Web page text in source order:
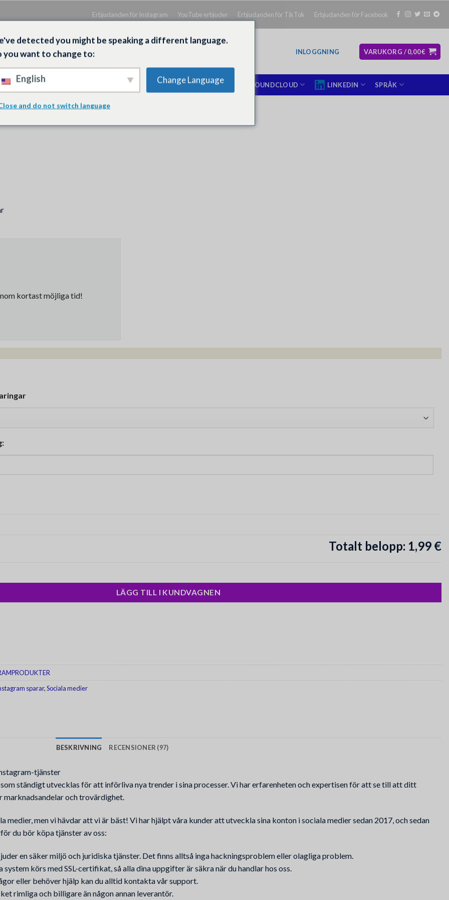
Erbjudanden för Instagram YouTube erbjuder Erbjudanden för TikTok Erbjudanden för Facebook
INLOGGNING VARUKORG /0,00€
SPOTIFY FACEBOOK TWITCH X SOUNDCLOUD LINKEDIN SPRÅK
kortast möjliga tid!
Totalt belopp: 1,99 €
LÄGG TILL I KUNDVAGNEN
sparar,Sociala medier
BESKRIVNING RECENSIONER (97)
tjänster
ständigt utvecklas för att införliva nya trender i sina processer. Vi har erfarenheten och expertisen för att se till att ditt
marknadsandelar och trovärdighet.
men vi hävdar att vi är bäst! Vi har hjälpt våra kunder att utveckla sina konton i sociala medier sedan 2017, och sedan
du bör köpa tjänster av oss:
en säker miljö och juridiska tjänster. Det finns alltså inga hackningsproblem eller olagliga problem.
körs med SSL-certifikat, så alla dina uppgifter är säkra när du handlar hos oss.
eller behöver hjälp kan du alltid kontakta vår support.
rimliga och billigare än någon annan leverantör.
detected you might be speaking a different language.
you want to change to:
English Change Language
and do not switch language